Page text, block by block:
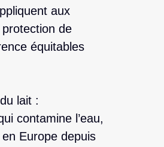
aux
de
équitables
lait :
contamine l’eau,
Europe depuis